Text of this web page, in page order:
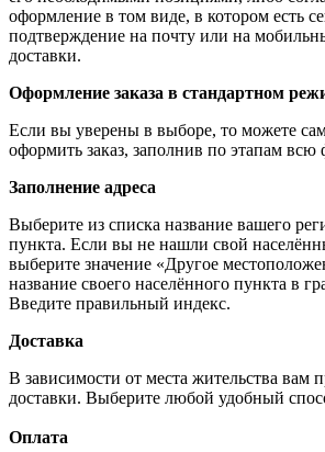
оформление в том виде, в котором есть
подтверждение на почту или на
доставки.
Оформление заказа в стандартном
Если вы уверены в выборе, то можете
оформить заказ, заполнив по этапам всю
Заполнение адреса
Выберите из списка название вашего
пункта. Если вы не нашли свой
выберите значение «Другое
название своего населённого пункта в
Введите правильный индекс.
Доставка
В зависимости от места жительства вам
доставки. Выберите любой удобный
Оплата